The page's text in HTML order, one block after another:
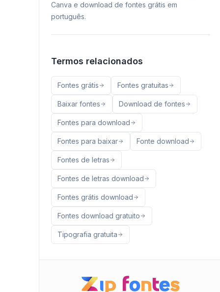
Canva e download de fontes grátis em
português.
Termos relacionados
Fontes grátis Fontes gratuitas
Baixar fontes Download de fontes
Fontes para download
Fontes para baixar Fonte download
Fontes de letras
Fontes de letras download
Fontes grátis download
Fontes download gratuito
Tipografia gratuita